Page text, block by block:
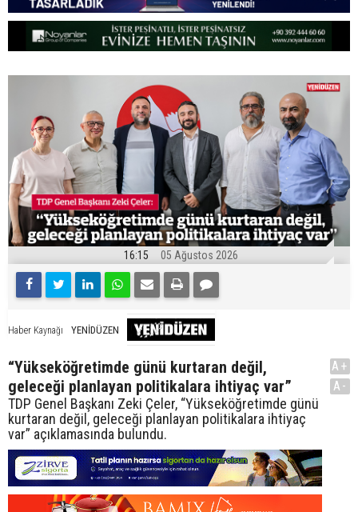
16:15 05 Ağustos 2026
Haber Kaynağı YENİDÜZEN
“Yükseköğretimde günü kurtaran değil,
geleceği planlayan politikalara ihtiyaç var”
TDP Genel Başkanı Zeki Çeler, “Yükseköğretimde günü
kurtaran değil, geleceği planlayan politikalara ihtiyaç
var” açıklamasında bulundu.
A+
A-